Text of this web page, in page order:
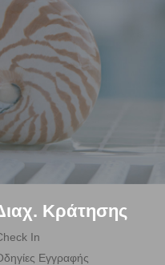
Κράτησης
In
Εγγραφής